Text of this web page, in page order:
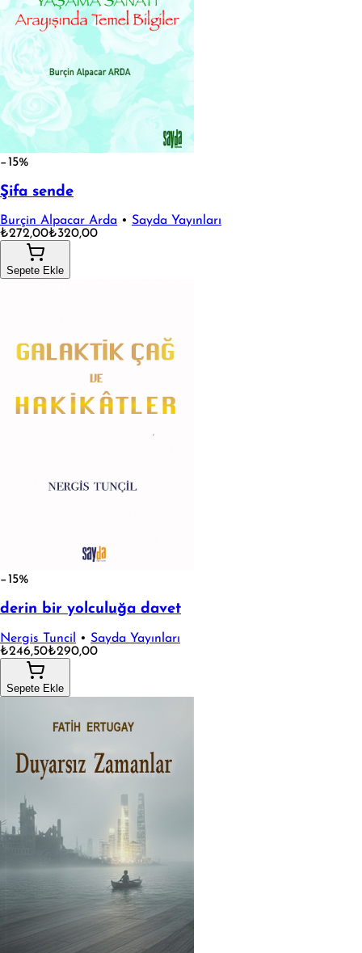
−15%
Şifa sende
Burçin Alpacar Arda • Sayda Yayınları
₺272,00₺320,00
Sepete Ekle
−15%
derin bir yolculuğa davet
Nergis Tuncil • Sayda Yayınları
₺246,50₺290,00
Sepete Ekle